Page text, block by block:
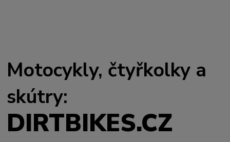
Motocykly, čtyřkolky a
skútry:
DIRTBIKES.CZ